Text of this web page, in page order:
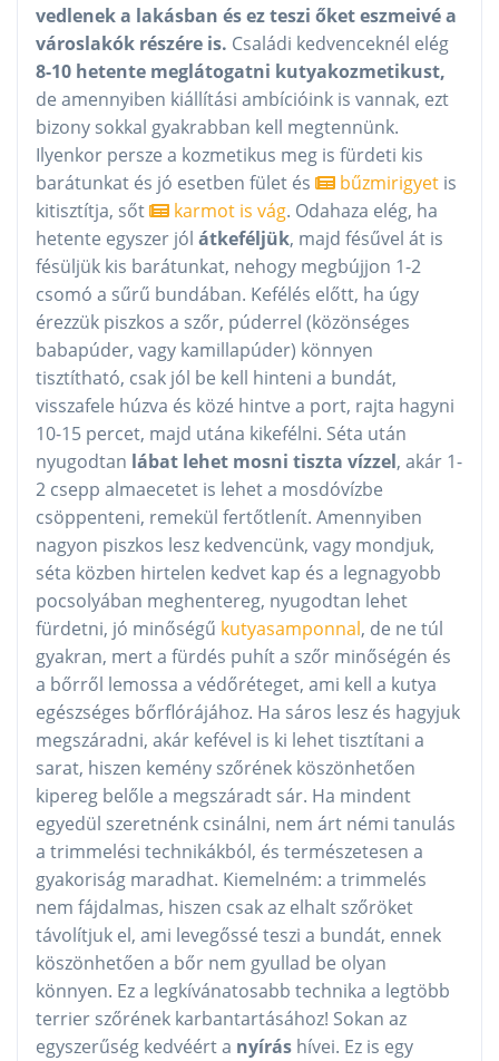
vedlenek a lakásban és ez teszi őket eszmeivé a
városlakók részére is. Családi kedvenceknél elég
8-10 hetente meglátogatni kutyakozmetikust,
de amennyiben kiállítási ambícióink is vannak, ezt
bizony sokkal gyakrabban kell megtennünk.
Ilyenkor persze a kozmetikus meg is fürdeti kis
barátunkat és jó esetben fület és
bűzmirigyet is
kitisztítja, sőt
karmot is vág. Odahaza elég, ha
hetente egyszer jól átkeféljük, majd fésűvel át is
fésüljük kis barátunkat, nehogy megbújjon 1-2
csomó a sűrű bundában. Kefélés előtt, ha úgy
érezzük piszkos a szőr, púderrel (közönséges
babapúder, vagy kamillapúder) könnyen
tisztítható, csak jól be kell hinteni a bundát,
visszafele húzva és közé hintve a port, rajta hagyni
10-15 percet, majd utána kikefélni. Séta után
nyugodtan lábat lehet mosni tiszta vízzel, akár 1-
2 csepp almaecetet is lehet a mosdóvízbe
csöppenteni, remekül fertőtlenít. Amennyiben
nagyon piszkos lesz kedvencünk, vagy mondjuk,
séta közben hirtelen kedvet kap és a legnagyobb
pocsolyában meghentereg, nyugodtan lehet
fürdetni, jó minőségű kutyasamponnal, de ne túl
gyakran, mert a fürdés puhít a szőr minőségén és
a bőrről lemossa a védőréteget, ami kell a kutya
egészséges bőrflórájához. Ha sáros lesz és hagyjuk
megszáradni, akár kefével is ki lehet tisztítani a
sarat, hiszen kemény szőrének köszönhetően
kipereg belőle a megszáradt sár. Ha mindent
egyedül szeretnénk csinálni, nem árt némi tanulás
a trimmelési technikákból, és természetesen a
gyakoriság maradhat. Kiemelném: a trimmelés
nem fájdalmas, hiszen csak az elhalt szőröket
távolítjuk el, ami levegőssé teszi a bundát, ennek
köszönhetően a bőr nem gyullad be olyan
könnyen. Ez a legkívánatosabb technika a legtöbb
terrier szőrének karbantartásához! Sokan az
egyszerűség kedvéért a nyírás hívei. Ez is egy